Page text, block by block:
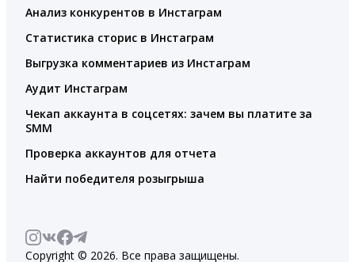
Анализ конкурентов в Инстаграм
Статистика сторис в Инстаграм
Выгрузка комментариев из Инстаграм
Аудит Инстаграм
Чекап аккаунта в соцсетях: зачем вы платите за
SMM
Проверка аккаунтов для отчета
Найти победителя розыгрыша
Copyright © 2026. Все права защищены.